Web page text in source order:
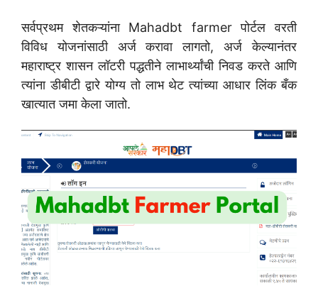
सर्वप्रथम शेतकऱ्यांना Mahadbt farmer पोर्टल वरती
विविध योजनांसाठी अर्ज करावा लागतो, अर्ज केल्यानंतर
महाराष्ट्र शासन लॉटरी पद्धतीने लाभार्थ्यांची निवड करते आणि
त्यांना डीबीटी द्वारे योग्य तो लाभ थेट त्यांच्या आधार लिंक बँक
खात्यात जमा केला जातो.